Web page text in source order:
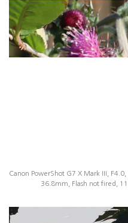
Canon PowerShot G7 X Mark III,
36.8mm, Flash not fired,